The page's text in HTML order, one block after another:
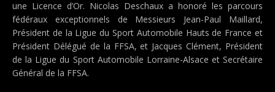
une Licence d’Or. Nicolas Deschaux a honoré les parcours
fédéraux exceptionnels de Messieurs Jean-Paul Maillard,
Président de la Ligue du Sport Automobile Hauts de France et
Président Délégué de la FFSA, et Jacques Clément, Président
de la Ligue du Sport Automobile Lorraine-Alsace et Secrétaire
Général de la FFSA.